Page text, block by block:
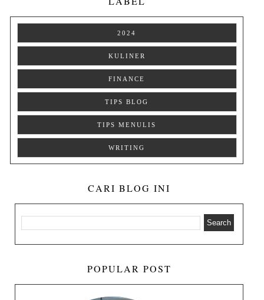
2024
KULINER
FINANCE
TIPS BLOG
TIPS MENULIS
WRITING
CARI BLOG INI
POPULAR POST